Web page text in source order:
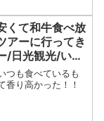
くて和牛食べ放
アーに行ってき
/日光観光/いち
つも食べているも
香り高かった！！